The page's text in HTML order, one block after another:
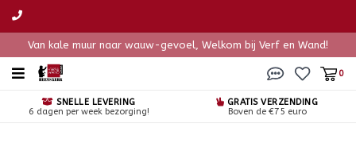
Van kale muur naar wauw-gevoel, Welkom bij Verf en Wand!
0
SNELLE LEVERING
6 dagen per week bezorging!
GRATIS VERZENDING
Boven de €75 euro